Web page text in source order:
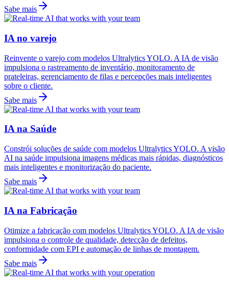
Sabe mais
IA no varejo
Reinvente o varejo com modelos Ultralytics YOLO. A IA de visão
impulsiona o rastreamento de inventário, monitoramento de
prateleiras, gerenciamento de filas e percepções mais inteligentes
sobre o cliente.
Sabe mais
IA na Saúde
Constrói soluções de saúde com modelos Ultralytics YOLO. A visão
AI na saúde impulsiona imagens médicas mais rápidas, diagnósticos
mais inteligentes e monitorização do paciente.
Sabe mais
IA na Fabricação
Otimize a fabricação com modelos Ultralytics YOLO. A IA de visão
impulsiona o controle de qualidade, detecção de defeitos,
conformidade com EPI e automação de linhas de montagem.
Sabe mais